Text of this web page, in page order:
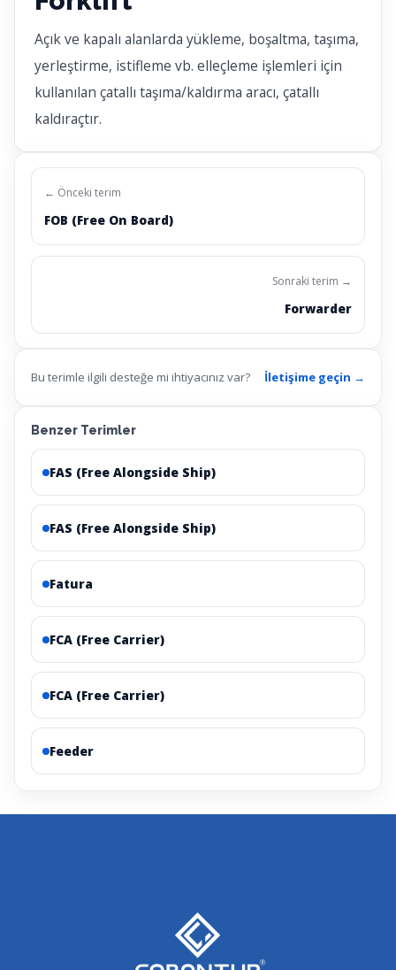
Açık ve kapalı alanlarda yükleme, boşaltma, taşıma,
yerleştirme, istifleme vb. elleçleme işlemleri için
kullanılan çatallı taşıma/kaldırma aracı, çatallı
kaldıraçtır.
← Önceki terim
FOB (Free On Board)
Sonraki terim →
Forwarder
Bu terimle ilgili desteğe mi ihtiyacınız var? İletişime geçin →
Benzer Terimler
FAS (Free Alongside Ship)
FAS (Free Alongside Ship)
Fatura
FCA (Free Carrier)
FCA (Free Carrier)
Feeder